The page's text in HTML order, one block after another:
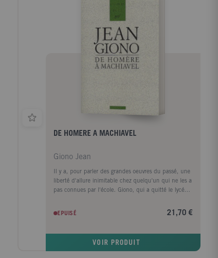
cache l'étendue du désastre."
DE HOMERE A MACHIAVEL
Giono Jean
Il y a, pour parler des grandes oeuvres du passé, une
liberté d'allure inimitable chez quelqu'un qui ne les a
pas connues par l'école. Giono, qui a quitté le lycée
ces ouvres sans que son commentaire soit en même
temps un témoignage sur lui-même et sur le moment
traduction, dispersés jusqu'à présent dans les
EPUISÉ 21,70 €
VOIR PRODUIT